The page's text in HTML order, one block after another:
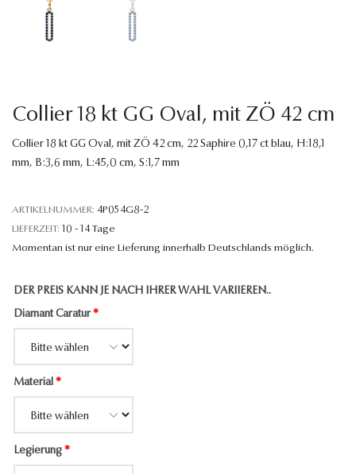
Collier 18 kt GG Oval, mit ZÖ 42 cm
Collier 18 kt GG Oval, mit ZÖ 42 cm, 22 Saphire 0,17 ct blau, H:18,1
mm, B:3,6 mm, L:45,0 cm, S:1,7 mm
ARTIKELNUMMER: 4P054G8-2
LIEFERZEIT: 10 - 14 Tage
Momentan ist nur eine Lieferung innerhalb Deutschlands möglich.
DER PREIS KANN JE NACH IHRER WAHL VARIIEREN..
Diamant Caratur *
Material *
Legierung *